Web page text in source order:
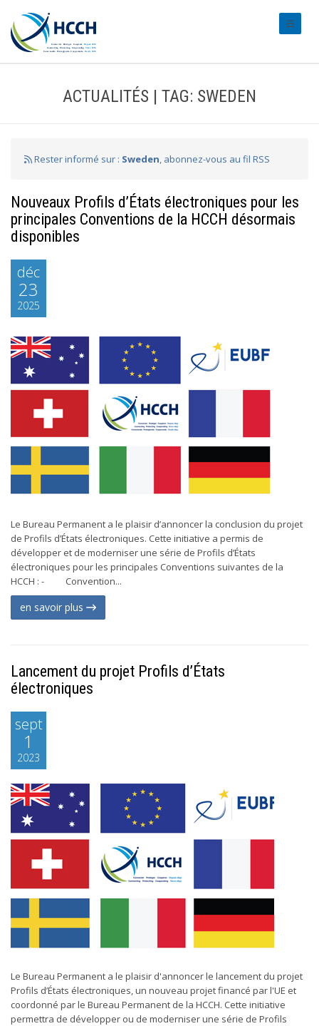
ACTUALITÉS | TAG: SWEDEN
Rester informé sur : Sweden, abonnez-vous au fil RSS
Nouveaux Profils d’États électroniques pour les
principales Conventions de la HCCH désormais
disponibles
déc
23
2025
Le Bureau Permanent a le plaisir d’annoncer la conclusion du projet
de Profils d’États électroniques. Cette initiative a permis de
développer et de moderniser une série de Profils d’États
électroniques pour les principales Conventions suivantes de la
HCCH : - Convention...
en savoir plus
Lancement du projet Profils d’États
électroniques
sept
1
2023
Le Bureau Permanent a le plaisir d'annoncer le lancement du projet
Profils d’États électroniques, un nouveau projet financé par l'UE et
coordonné par le Bureau Permanent de la HCCH. Cette initiative
permettra de développer ou de moderniser une série de Profils